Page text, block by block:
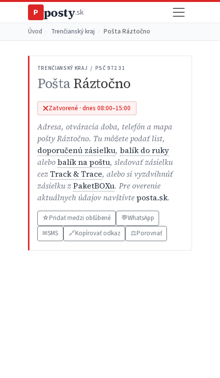
P posty.sk
Úvod Trenčianský kraj Pošta Ráztočno
TRENČIANSKÝ KRAJ / PSČ 972 31
PoštaRáztočno
Zatvorené · dnes 08:00–15:00
Adresa, otváracia doba, telefón a mapa
pošty Ráztočno. Tu môžete podať list,
doporučenú zásielku, balík do ruky
alebobalík na poštu, sledovať zásielku
cezTrack & Trace, alebo si vyzdvihnúť
zásielku zPaketBOXu. Pre overenie
aktuálnych údajov navštívteposta.sk.
☆Pridať medzi obľúbené 💬WhatsApp
✉SMS 🔗Kopírovať odkaz ⚖️Porovnať